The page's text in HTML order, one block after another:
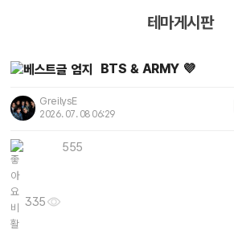
테마게시판
BTS & ARMY 💜
GreilysE
2026. 07. 08 06:29
335
555